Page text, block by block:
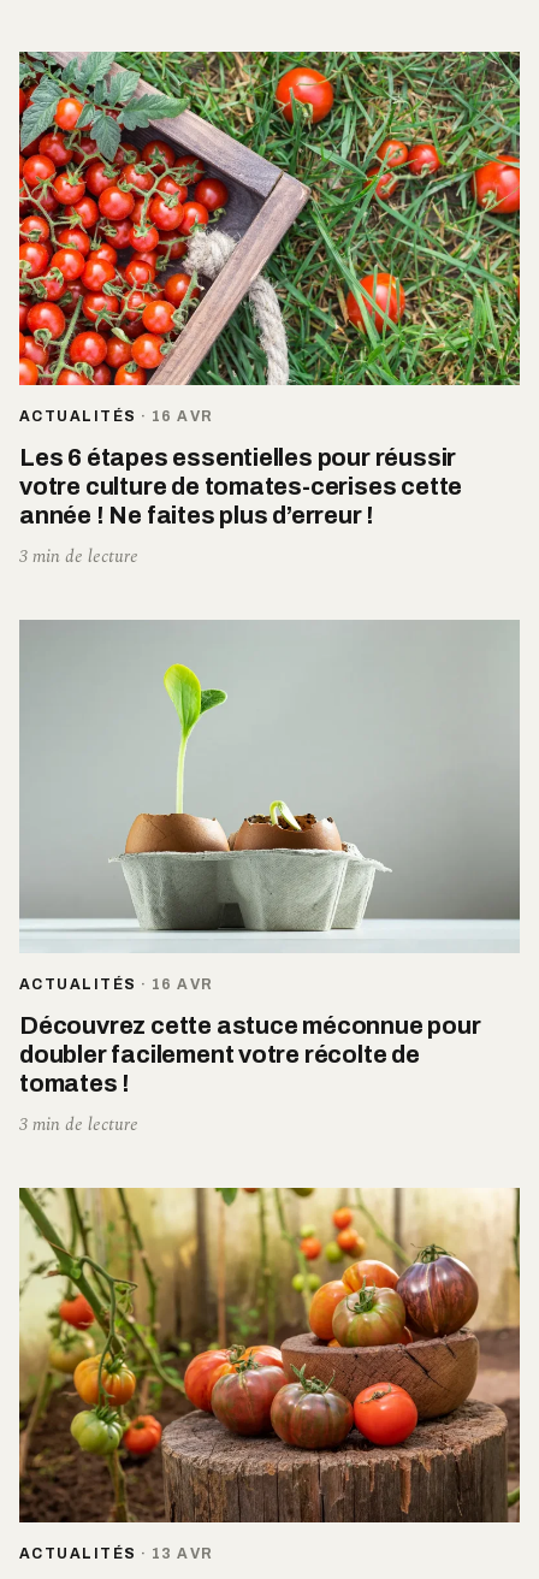
ACTUALITÉS · 16 AVR
Les 6 étapes essentielles pour réussir
votre culture de tomates-cerises cette
année ! Ne faites plus d’erreur !
3 min de lecture
ACTUALITÉS · 16 AVR
Découvrez cette astuce méconnue pour
doubler facilement votre récolte de
tomates !
3 min de lecture
ACTUALITÉS · 13 AVR